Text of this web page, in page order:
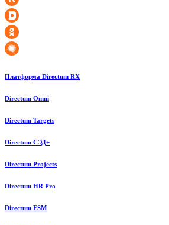
Платформа Directum RX
Directum Omni
Directum Targets
Directum СЭД+
Directum Projects
Directum HR Pro
Directum ESM